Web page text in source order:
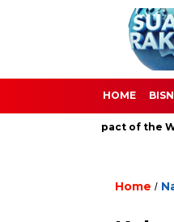
HOME
Global Impact of the World
Home /